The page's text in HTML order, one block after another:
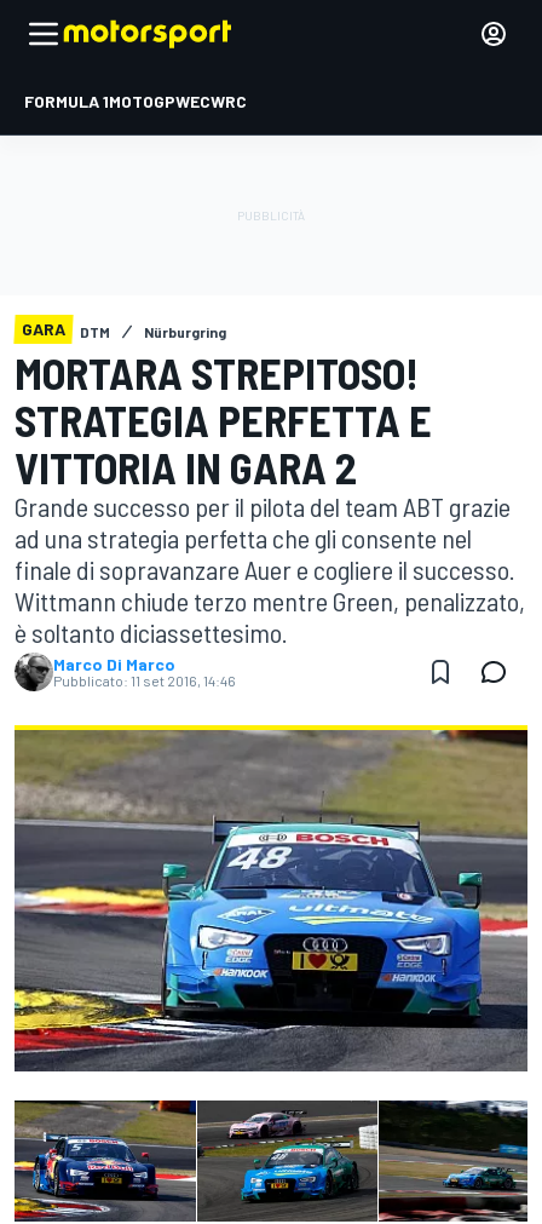
FORMULA 1MOTOGPWECWRC
GARA DTM Nürburgring
MORTARA STREPITOSO!
STRATEGIA PERFETTA E
VITTORIA IN GARA 2
Grande successo per il pilota del team ABT grazie
ad una strategia perfetta che gli consente nel
finale di sopravanzare Auer e cogliere il successo.
Wittmann chiude terzo mentre Green, penalizzato,
è soltanto diciassettesimo.
Marco Di Marco
Pubblicato: 11 set 2016, 14:46